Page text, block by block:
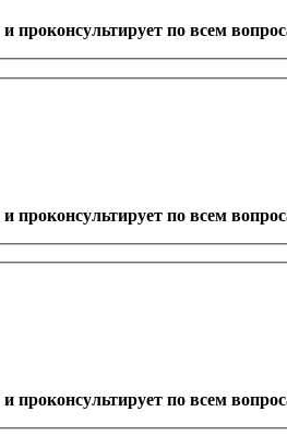
и проконсультирует по всем
и проконсультирует по всем
и проконсультирует по всем